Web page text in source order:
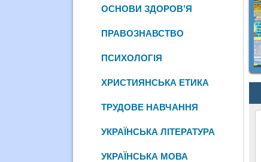
ОСНОВИ ЗДОРОВ’Я
ПРАВОЗНАВСТВО
ПСИХОЛОГІЯ
ХРИСТИЯНСЬКА ЕТИКА
ТРУДОВЕ НАВЧАННЯ
УКРАЇНСЬКА ЛІТЕРАТУРА
УКРАЇНСЬКА МОВА